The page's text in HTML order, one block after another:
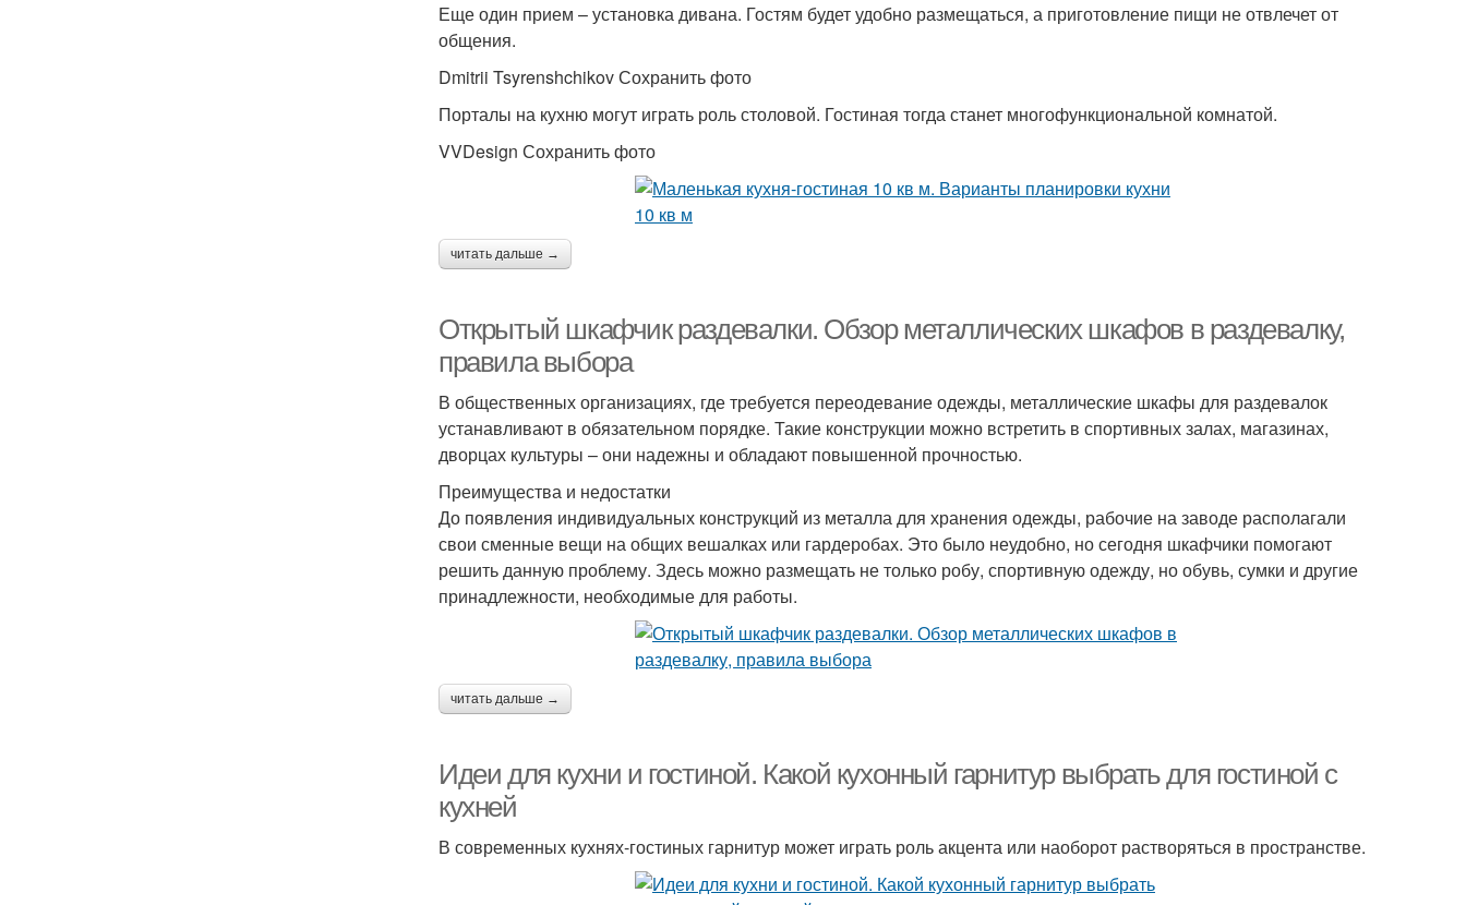
Еще один прием – установка дивана. Гостям будет удобно размещаться, а приготовление пищи не отвлечет от
общения.
Dmitrii Tsyrenshchikov Сохранить фото
Порталы на кухню могут играть роль столовой. Гостиная тогда станет многофункциональной комнатой.
VVDesign Сохранить фото
читать дальше →
Открытый шкафчик раздевалки. Обзор металлических шкафов в раздевалку,
правила выбора
В общественных организациях, где требуется переодевание одежды, металлические шкафы для раздевалок
устанавливают в обязательном порядке. Такие конструкции можно встретить в спортивных залах, магазинах,
дворцах культуры – они надежны и обладают повышенной прочностью.
Преимущества и недостатки
До появления индивидуальных конструкций из металла для хранения одежды, рабочие на заводе располагали
свои сменные вещи на общих вешалках или гардеробах. Это было неудобно, но сегодня шкафчики помогают
решить данную проблему. Здесь можно размещать не только робу, спортивную одежду, но обувь, сумки и другие
принадлежности, необходимые для работы.
читать дальше →
Идеи для кухни и гостиной. Какой кухонный гарнитур выбрать для гостиной с
кухней
В современных кухнях-гостиных гарнитур может играть роль акцента или наоборот растворяться в пространстве.